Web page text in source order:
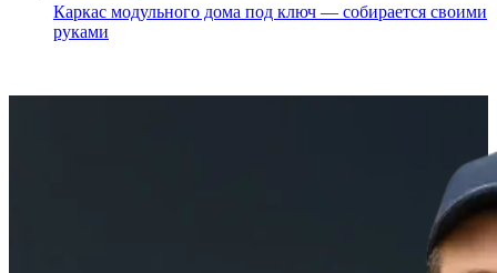
Каркас модульного дома под ключ — собирается своими
руками